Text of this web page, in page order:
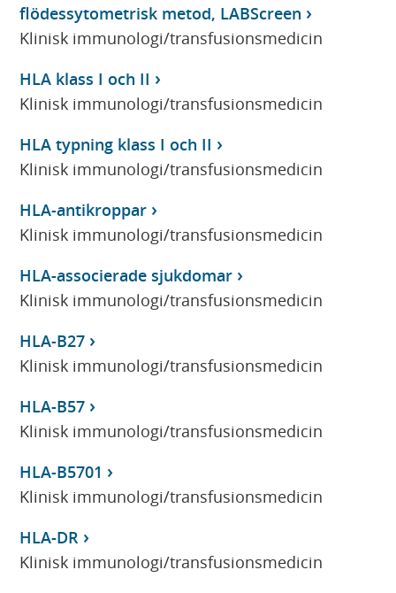
flödessytometrisk metod, LABScreen
Klinisk immunologi/transfusionsmedicin
HLA klass I och II
Klinisk immunologi/transfusionsmedicin
HLA typning klass I och II
Klinisk immunologi/transfusionsmedicin
HLA-antikroppar
Klinisk immunologi/transfusionsmedicin
HLA-associerade sjukdomar
Klinisk immunologi/transfusionsmedicin
HLA-B27
Klinisk immunologi/transfusionsmedicin
HLA-B57
Klinisk immunologi/transfusionsmedicin
HLA-B5701
Klinisk immunologi/transfusionsmedicin
HLA-DR
Klinisk immunologi/transfusionsmedicin